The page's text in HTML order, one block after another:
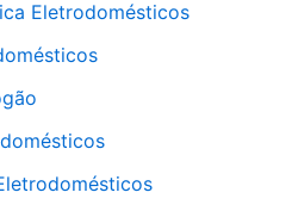
Eletrodomésticos